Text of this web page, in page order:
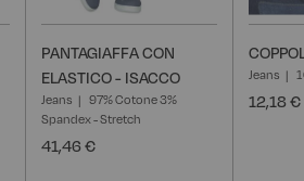
PANTAGIAFFA CON
ELASTICO - ISACCO
Jeans
97% Cotone 3%
Spandex - Stretch
41,46 €
Jeans
12,18 €